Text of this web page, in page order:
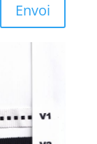
Envoi